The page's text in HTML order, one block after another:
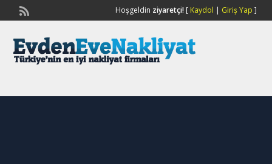
Hoşgeldin ziyaretçi![ Kaydol | Giriş Yap ]